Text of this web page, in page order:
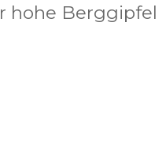
hohe Berggipfel